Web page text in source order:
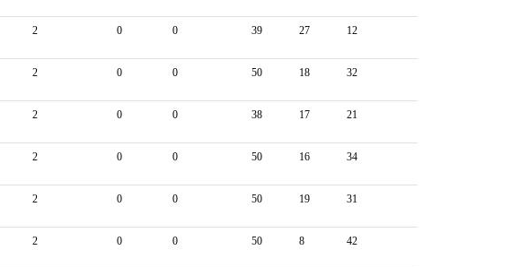
2 0 0 39 27 12
2 0 0 50 18 32
2 0 0 38 17 21
2 0 0 50 16 34
2 0 0 50 19 31
2 0 0 50 8 42